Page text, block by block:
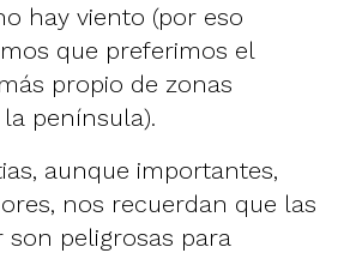
hay viento (por eso
que preferimos el
propio de zonas
península).
aunque importantes,
nos recuerdan que las
son peligrosas para